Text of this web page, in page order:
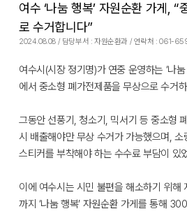
여수 ‘나눔 행복’ 자원순환 가게, “
로 수거합니다”
2024.08.08 / 담당부서 : 자원순환과 / 연락처 : 061-
여수시(시장 정기명)가 연중 운영하는 ‘나
에서 중소형 폐가전제품을 무상으로 수거
그동안 선풍기, 청소기, 믹서기 등 중소형
시 배출해야만 무상 수거가 가능했으며,
스티커를 부착해야 하는 수수료 부담이 있
이에 여수시는 시민 불편을 해소하기 위해
까지 ‘나눔 행복’ 자원순환 가게를 통해